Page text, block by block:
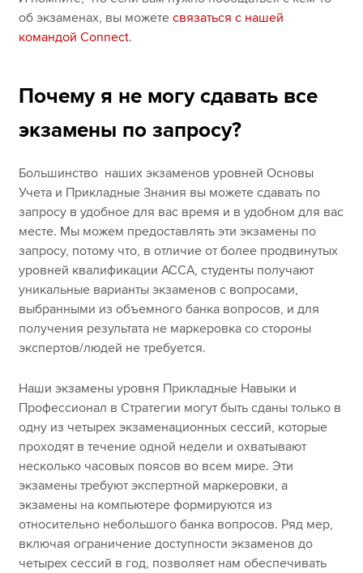
об экзаменах, вы можетесвязаться с нашей
командой Connect.
Почему я не могу сдавать все
экзамены по запросу?
Большинство наших экзаменов уровней Основы
Учета и Прикладные Знания вы можете сдавать по
запросу в удобное для вас время и в удобном для вас
месте. Мы можем предоставлять эти экзамены по
запросу, потому что, в отличие от более продвинутых
уровней квалификации ACCA, студенты получают
уникальные варианты экзаменов с вопросами,
выбранными из объемного банка вопросов, и для
получения результата не маркеровка со стороны
экспертов/людей не требуется.
Наши экзамены уровня Прикладные Навыки и
Профессионал в Стратегии могут быть сданы только в
одну из четырех экзаменационных сессий, которые
проходят в течение одной недели и охватывают
несколько часовых поясов во всем мире. Эти
экзамены требуют экспертной маркеровки, а
экзамены на компьютере формируются из
относительно небольшого банка вопросов. Ряд мер,
включая ограничение доступности экзаменов до
четырех сессий в год, позволяет нам обеспечивать